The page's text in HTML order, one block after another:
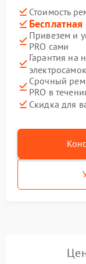
Стоимость
Привезем и
PRO сами
Гарантия на
Срочный
PRO в
Скидка для